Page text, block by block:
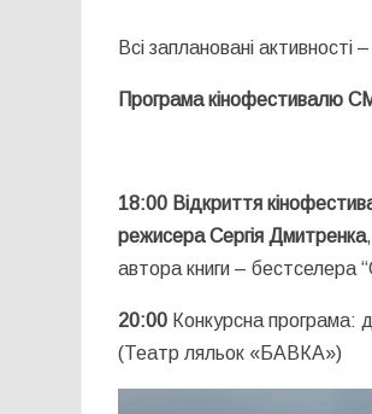
Всі заплановані активності –
Програма кінофестивалю
18:00 Відкриття
режисера Сергія Дмитренка
автора книги – бестселера
20:00 Конкурсна програма:
(Театр ляльок «БАВКА»)